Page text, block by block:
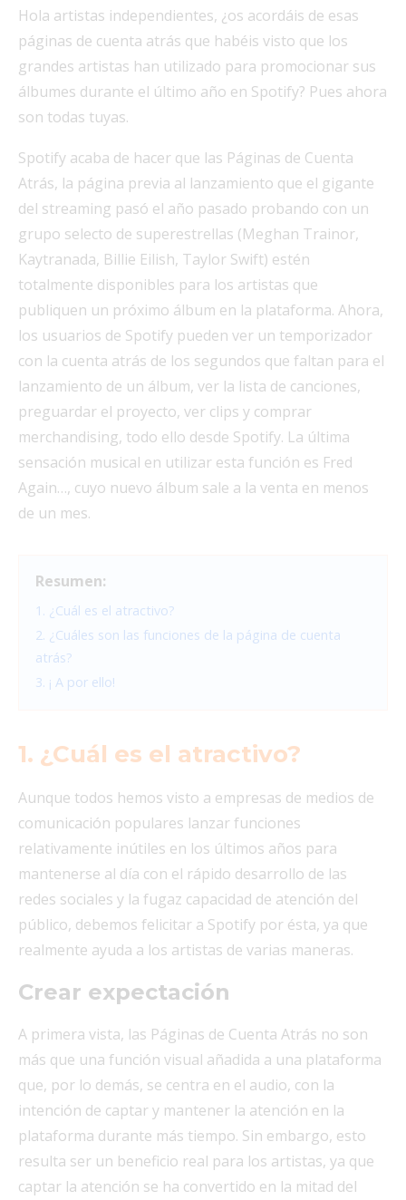
Hola artistas independientes, ¿os acordáis de esas
páginas de cuenta atrás que habéis visto que los
grandes artistas han utilizado para promocionar sus
álbumes durante el último año en Spotify? Pues ahora
son todas tuyas.
Spotify acaba de hacer que las Páginas de Cuenta
Atrás, la página previa al lanzamiento que el gigante
del streaming pasó el año pasado probando con un
grupo selecto de superestrellas (Meghan Trainor,
Kaytranada, Billie Eilish, Taylor Swift) estén
totalmente disponibles para los artistas que
publiquen un próximo álbum en la plataforma. Ahora,
los usuarios de Spotify pueden ver un temporizador
con la cuenta atrás de los segundos que faltan para el
lanzamiento de un álbum, ver la lista de canciones,
preguardar el proyecto, ver clips y comprar
merchandising, todo ello desde Spotify. La última
sensación musical en utilizar esta función es Fred
Again…, cuyo nuevo álbum sale a la venta en menos
de un mes.
Resumen:
1. ¿Cuál es el atractivo?
2. ¿Cuáles son las funciones de la página de cuenta
atrás?
3. ¡ A por ello!
1. ¿Cuál es el atractivo?
Aunque todos hemos visto a empresas de medios de
comunicación populares lanzar funciones
relativamente inútiles en los últimos años para
mantenerse al día con el rápido desarrollo de las
redes sociales y la fugaz capacidad de atención del
público, debemos felicitar a Spotify por ésta, ya que
realmente ayuda a los artistas de varias maneras.
Crear expectación
A primera vista, las Páginas de Cuenta Atrás no son
más que una función visual añadida a una plataforma
que, por lo demás, se centra en el audio, con la
intención de captar y mantener la atención en la
plataforma durante más tiempo. Sin embargo, esto
resulta ser un beneficio real para los artistas, ya que
captar la atención se ha convertido en la mitad del